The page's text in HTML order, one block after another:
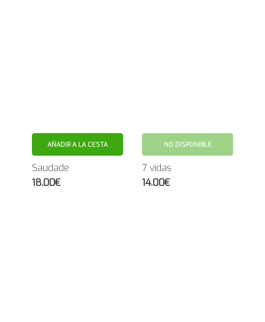
AÑADIR A LA CESTA
Saudade
18.00€
NO DISPONIBLE
7 vidas
14.00€